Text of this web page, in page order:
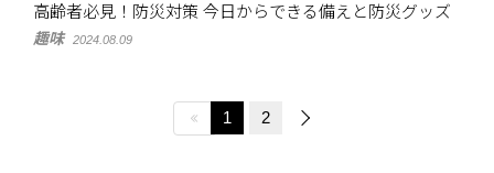
高齢者必見！防災対策 今日からできる備えと防災グッズ
趣味 2024.08.09
1 2